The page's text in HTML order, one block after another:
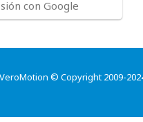
con Google
© Copyright 2009-